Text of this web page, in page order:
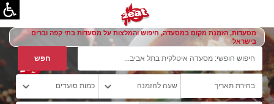
מסעדות, הזמנת מקום במסעדה, חיפוש והמלצות על מסעדות בתי קפה וברים
בישראל